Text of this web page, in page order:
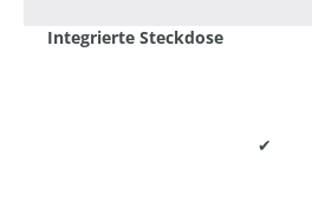
Integrierte Steckdose
✔